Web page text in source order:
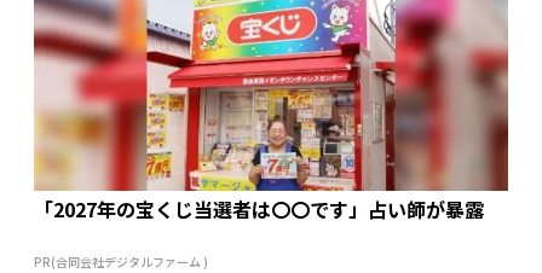
「2027年の宝くじ当選者は〇〇です」占い師が暴露
PR(合同会社デジタルファーム )